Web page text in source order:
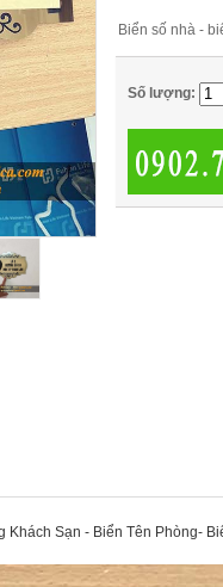
Biển số nhà -
Số lượng:
Khách Sạn - Biển Tên Phòng-